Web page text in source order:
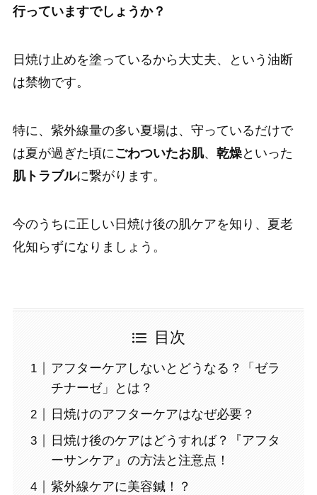
行っていますでしょうか？
日焼け止めを塗っているから大丈夫、という油断
は禁物です。
特に、紫外線量の多い夏場は、守っているだけで
は夏が過ぎた頃に ごわついたお肌、 乾燥といった
肌トラブルに繋がります。
今のうちに正しい日焼け後の肌ケアを知り、夏老
化知らずになりましょう。
目次
アフターケアしないとどうなる？「ゼラ
チナーゼ」とは？
日焼けのアフターケアはなぜ必要？
日焼け後のケアはどうすれば？『アフタ
ーサンケア』の方法と注意点！
紫外線ケアに美容鍼！？